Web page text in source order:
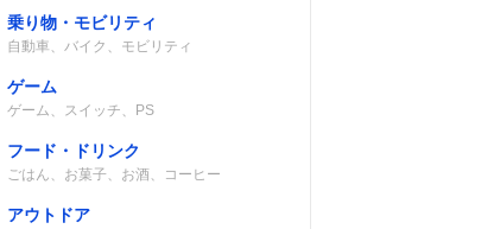
乗り物・モビリティ
自動車、バイク、モビリティ
ゲーム
ゲーム、スイッチ、PS
フード・ドリンク
ごはん、お菓子、お酒、コーヒー
アウトドア